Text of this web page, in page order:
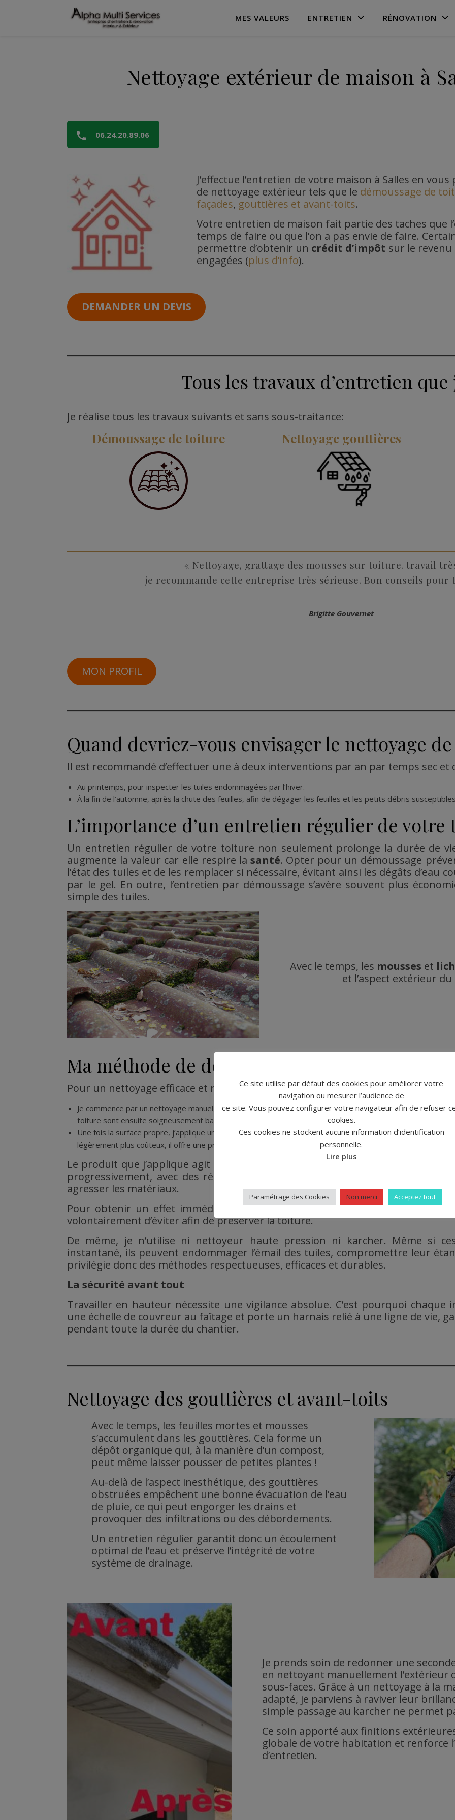
MES VALEURS ENTRETIEN RÉNOVATION
Nettoyage extérieur de maison à
06.24.20.89.06
J’effectue l’entretien de votre maison à Salles en
de nettoyage extérieur tels que le démoussage de
façades, gouttières et avant-toits.
Votre entretien de maison fait partie des taches que
temps de faire ou que l’on a pas envie de faire.
permettre d’obtenir un crédit d’impôt sur le revenu
engagées (plus d’info).
DEMANDER UN DEVIS
Tous les travaux d’entretien que
Je réalise tous les travaux suivants et sans sous-traitance:
Démoussage de toiture Nettoyage gouttières
« Nettoyage, grattage des mousses sur toiture. travail
je recommande cette entreprise très sérieuse. Bon conseils pour
Brigitte Gouvernet
MON PROFIL
Quand devriez-vous envisager le nettoyage
Il est recommandé d’effectuer une à deux interventions par an par temps sec et
Au printemps, pour inspecter les tuiles endommagées par l’hiver.
À la fin de l’automne, après la chute des feuilles, afin de dégager les feuilles et les petits débris
L’importance d’un entretien régulier de votre
Un entretien régulier de votre toiture non seulement prolonge la durée de
augmente la valeur car elle respire la santé. Opter pour un démoussage
l’état des tuiles et de les remplacer si nécessaire, évitant ainsi les dégâts d’eau
par le gel. En outre, l’entretien par démoussage s’avère souvent plus
simple des tuiles.
Avec le temps, les mousses et
et l’aspect extérieur
Ma méthode de démoussage de toiture
Pour un nettoyage efficace et respectueux de votre toit, j’interviens selon un
Je commence par un nettoyage manuel, en éliminant les mousses et lichens à l’aide d’une spatule et d’une
toiture sont ensuite soigneusement balayés pour retirer les résidus.
Une fois la surface propre, j’applique un traitement antimousse professionnel (algicide et fongicide). Selon
légèrement plus coûteux, il offre une protection renforcée et durable contre les infiltrations.
Le produit que j’applique agit en profondeur, éliminant durablement mousses
progressivement, avec des résultats visibles entre 3 et 6 mois. Ce délai
agresser les matériaux.
Pour obtenir un effet immédiat, il faudrait utiliser des produits chimiques
volontairement d’éviter afin de préserver la toiture.
De même, je n’utilise ni nettoyeur haute pression ni karcher. Même si
instantané, ils peuvent endommager l’émail des tuiles, compromettre leur
privilégie donc des méthodes respectueuses, efficaces et durables.
La sécurité avant tout
Travailler en hauteur nécessite une vigilance absolue. C’est pourquoi chaque
une échelle de couvreur au faîtage et porte un harnais relié à une ligne de vie,
pendant toute la durée du chantier.
Nettoyage des gouttières et avant-toits
Avec le temps, les feuilles mortes et mousses
s’accumulent dans les gouttières. Cela forme un
dépôt organique qui, à la manière d’un compost,
peut même laisser pousser de petites plantes !
Au-delà de l’aspect inesthétique, des gouttières
obstruées empêchent une bonne évacuation de l’eau
de pluie, ce qui peut engorger les drains et
provoquer des infiltrations ou des débordements.
Un entretien régulier garantit donc un écoulement
optimal de l’eau et préserve l’intégrité de votre
système de drainage.
Je prends soin de redonner une
en nettoyant manuellement l’extérieur
sous-faces. Grâce à un nettoyage à la
adapté, je parviens à raviver leur
simple passage au karcher ne permet
Ce soin apporté aux finitions
globale de votre habitation et renforce
d’entretien.
Ce site utilise par défaut des cookies pour améliorer votre
navigation ou mesurer l’audience de
ce site. Vous pouvez configurer votre navigateur afin de refuser
cookies.
Ces cookies ne stockent aucune information d’identification
personnelle.
Lire plus
Paramétrage des Cookies Non merci Acceptez tout